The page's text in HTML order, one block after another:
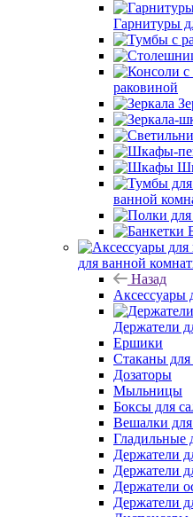
Гарнитуры
раковиной
ванной
для ванной
Назад
Аксессуары
Держатели
Ершики
Стаканы
Дозаторы
Мыльницы
Боксы для
Вешалки
Гладильные
Держатели
Держатели
Держатели
Держатели